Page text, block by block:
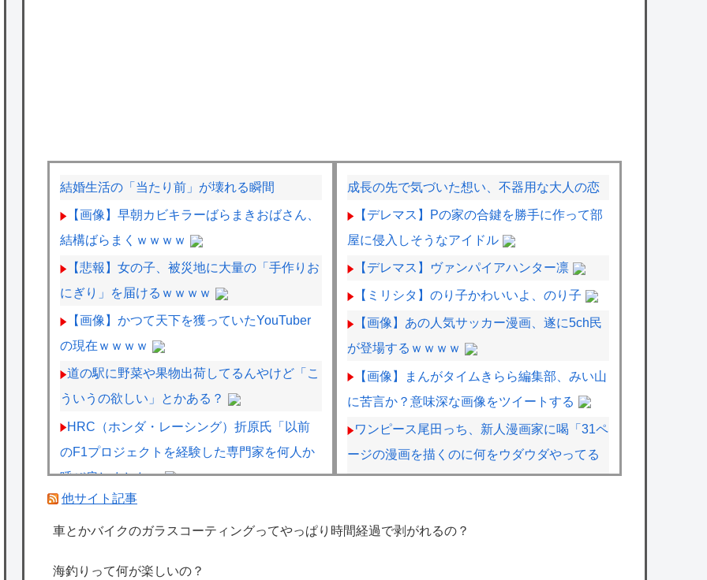
結婚生活の「当たり前」が壊れる瞬間
【画像】早朝カビキラーばらまきおばさん、
結構ばらまくｗｗｗｗ
【悲報】女の子、被災地に大量の「手作りお
にぎり」を届けるｗｗｗｗ
【画像】かつて天下を獲っていたYouTuber
の現在ｗｗｗｗ
道の駅に野菜や果物出荷してるんやけど「こ
ういうの欲しい」とかある？
HRC（ホンダ・レーシング）折原氏「以前
のF1プロジェクトを経験した専門家を何人か
呼び戻しました」
「THE NORTH FACE」の人気が低下
飼いネコと添い寝するのが理想なんです。
成長の先で気づいた想い、不器用な大人の恋
【デレマス】Pの家の合鍵を勝手に作って部
屋に侵入しそうなアイドル
【デレマス】ヴァンパイアハンター凛
【ミリシタ】のり子かわいいよ、のり子
【画像】あの人気サッカー漫画、遂に5ch民
が登場するｗｗｗｗ
【画像】まんがタイムきらら編集部、みい山
に苦言か？意味深な画像をツイートする
ワンピース尾田っち、新人漫画家に喝「31ペ
ージの漫画を描くのに何をウダウダやってる
んですか」
まう・・・・・
他サイト記事
車とかバイクのガラスコーティングってやっぱり時間経過で剥がれるの？
海釣りって何が楽しいの？